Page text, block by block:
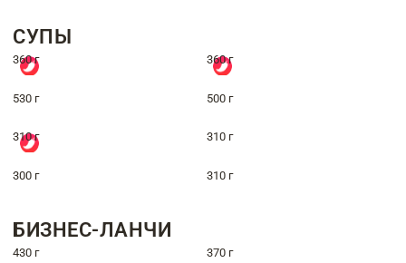
СУПЫ
360 г 360 г
530 г 500 г
310 г 310 г
300 г 310 г
БИЗНЕС-ЛАНЧИ
430 г 370 г